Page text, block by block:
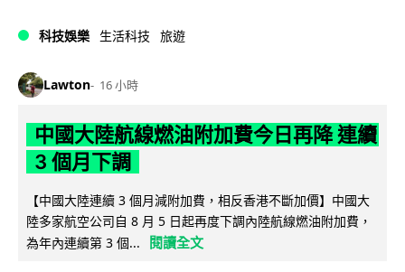
科技娛樂 生活科技 旅遊
Lawton 16 小時
中國大陸航線燃油附加費今日再降 連續
3 個月下調
【中國大陸連續 3 個月減附加費，相反香港不斷加價】中國大
陸多家航空公司自 8 月 5 日起再度下調內陸航線燃油附加費，
為年內連續第 3 個...
閱讀全文